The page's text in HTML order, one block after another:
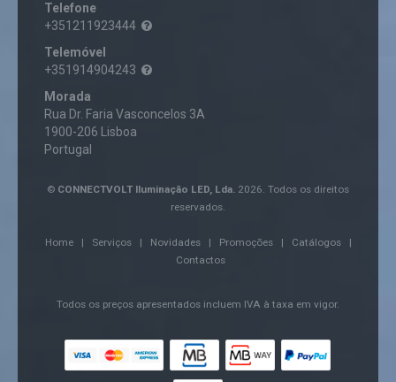
Telefone
+351211923444
Telemóvel
+351914904243
Morada
Rua Dr. Faria Vasconcelos 3A
1900-206 Lisboa
Portugal
© CONNECTVOLT Iluminação LED, Lda. 2026. Todos os direitos
reservados.
Home| Serviços| Novidades| Promoções| Catálogos|
Contactos
Todos os preços apresentados incluem IVA à taxa em vigor.